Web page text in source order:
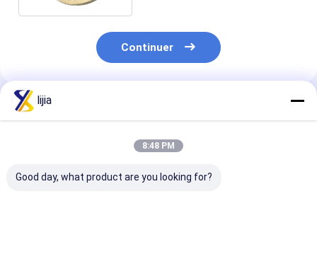
Continuer
Produits Recommandés
lijia
8:48 PM
Good day, what product are you looking for?